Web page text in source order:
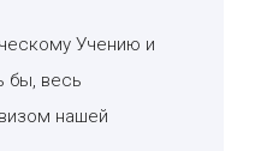
Учению и
бы, весь
нашей